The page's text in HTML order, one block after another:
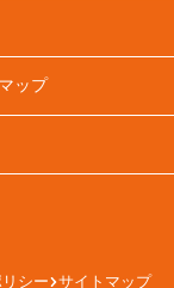
ップ
シー サイトマップ